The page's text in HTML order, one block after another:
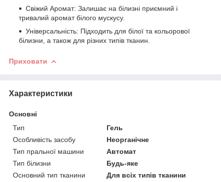
Свіжий Аромат: Залишає на білизні приємний і
тривалий аромат білого мускусу.
Універсальність: Підходить для білої та кольорової
білизни, а також для різних типів тканин.
Приховати
Характеристики
Основні
Тип
Гель
Особливість засобу
Неорганічне
Тип пральної машини
Автомат
Тип білизни
Будь-яке
Основний тип тканини
Для всіх типів тканини